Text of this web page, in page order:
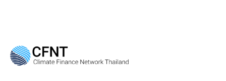
พ.ศ. 2566 ประเทศไทยมีการนำเข้าแอลเอ็นจีเพิ่มขึ้นอย่างก้าว
กระโดด ตัวเลขการนำเข้า ณ เดือนตุลาคมอยู่ที่ 22.9 ล้านลูกบาศก์